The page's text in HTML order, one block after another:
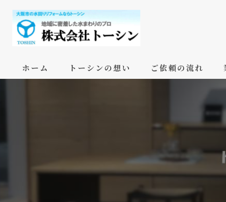
ホーム トーシンの想い ご依頼の流れ